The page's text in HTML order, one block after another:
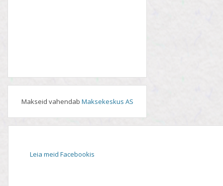
Makseid vahendab Maksekeskus AS
Leia meid Facebookis